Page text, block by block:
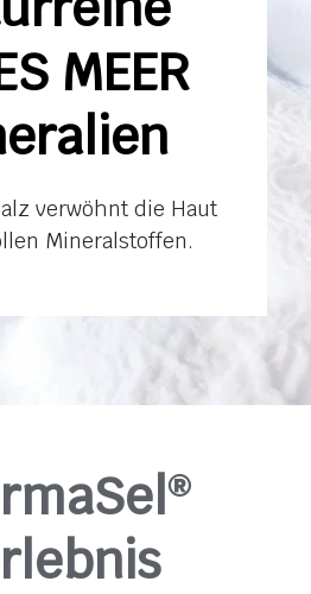
MEER
verwöhnt die Haut
Mineralstoffen.
®